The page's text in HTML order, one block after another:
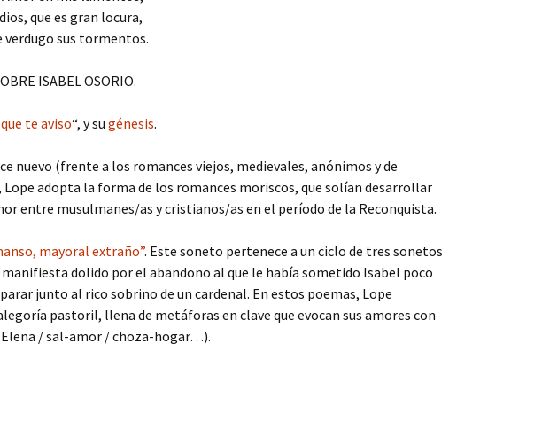
que es gran locura,
verdugo sus tormentos.
ISABEL OSORIO.
te aviso“, y su génesis.
nuevo (frente a los romances viejos, medievales, anónimos y de
adopta la forma de los romances moriscos, que solían desarrollar
entre musulmanes/as y cristianos/as en el período de la Reconquista.
mayoral extraño”. Este soneto pertenece a un ciclo de tres sonetos
manifiesta dolido por el abandono al que le había sometido Isabel poco
junto al rico sobrino de un cardenal. En estos poemas, Lope
pastoril, llena de metáforas en clave que evocan sus amores con
/ sal-amor / choza-hogar…).